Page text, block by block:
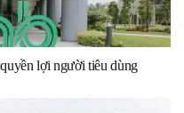
lợi người tiêu dùng